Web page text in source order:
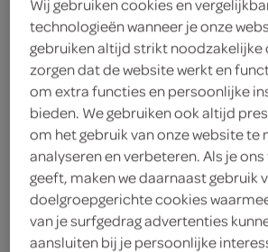
currypasta
ingrediënten
1 theelepel bruine basterdsuiker
1 rode ui
Wij gebruiken cookies en
technologieën wanneer je onze
gebruiken altijd strikt noodzakelijke
zorgen dat de website werkt en
om extra functies en persoonlijke
bieden. We gebruiken ook altijd
om het gebruik van onze website te
analyseren en verbeteren. Als je
geeft, maken we daarnaast gebruik
doelgroepgerichte cookies
van je surfgedrag advertenties
aansluiten bij je persoonlijke